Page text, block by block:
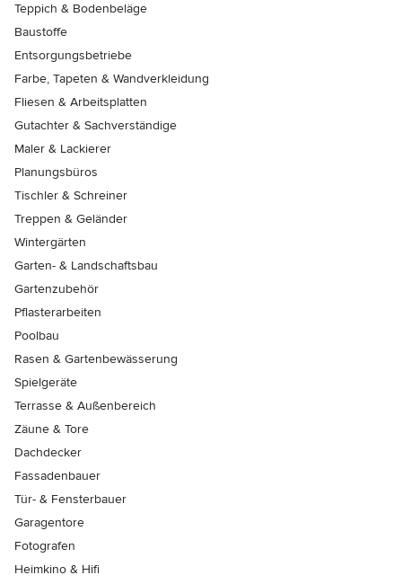
Teppich & Bodenbeläge
Baustoffe
Entsorgungsbetriebe
Farbe, Tapeten & Wandverkleidung
Fliesen & Arbeitsplatten
Gutachter & Sachverständige
Maler & Lackierer
Planungsbüros
Tischler & Schreiner
Treppen & Geländer
Wintergärten
Garten- & Landschaftsbau
Gartenzubehör
Pflasterarbeiten
Poolbau
Rasen & Gartenbewässerung
Spielgeräte
Terrasse & Außenbereich
Zäune & Tore
Dachdecker
Fassadenbauer
Tür- & Fensterbauer
Garagentore
Fotografen
Heimkino & Hifi